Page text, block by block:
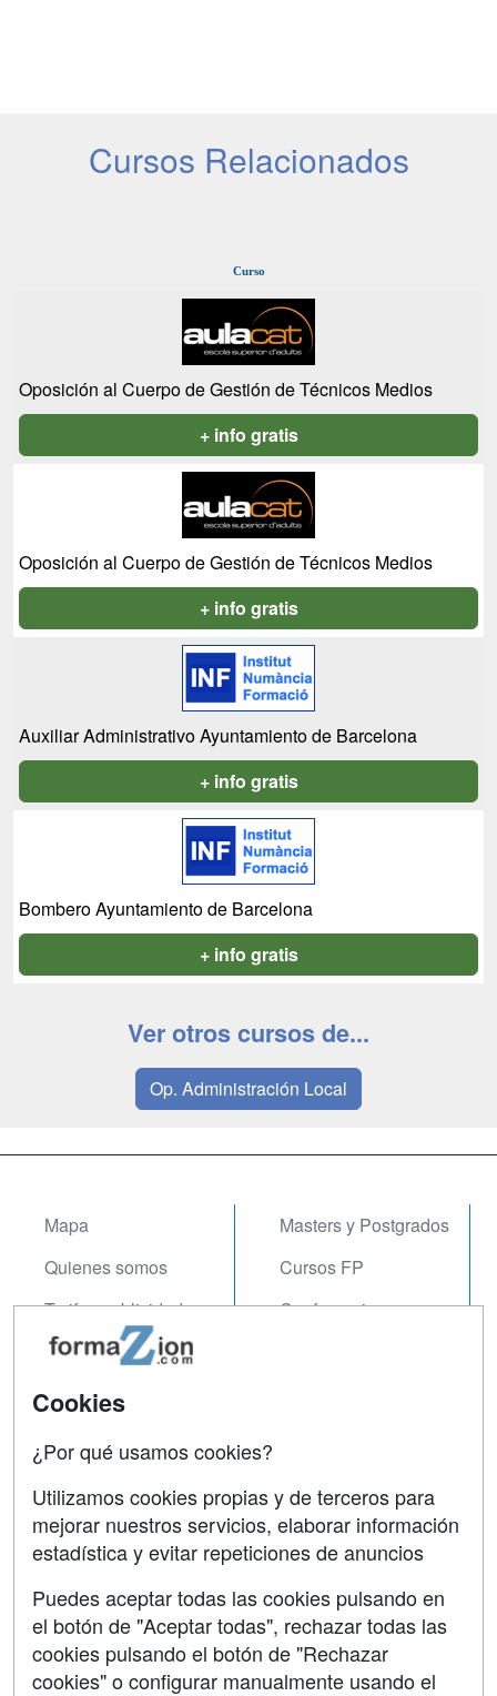
Cursos Relacionados
Curso
Oposición al Cuerpo de Gestión de Técnicos Medios
+ info gratis
Oposición al Cuerpo de Gestión de Técnicos Medios
+ info gratis
Auxiliar Administrativo Ayuntamiento de Barcelona
+ info gratis
Bombero Ayuntamiento de Barcelona
+ info gratis
Ver otros cursos de...
Op. Administración Local
Mapa
Quienes somos
Tarifas publicidad
Acceso Usuarios
Acceso Centros
Masters y Postgrados
Cursos FP
Conferencias
Contactar
Confidencialidad
Aviso legal
Copyleft
Cookies
¿Por qué usamos cookies?
Utilizamos cookies propias y de terceros para
mejorar nuestros servicios, elaborar información
estadística y evitar repeticiones de anuncios
Puedes aceptar todas las cookies pulsando en
el botón de "Aceptar todas", rechazar todas las
cookies pulsando el botón de "Rechazar
cookies" o configurar manualmente usando el